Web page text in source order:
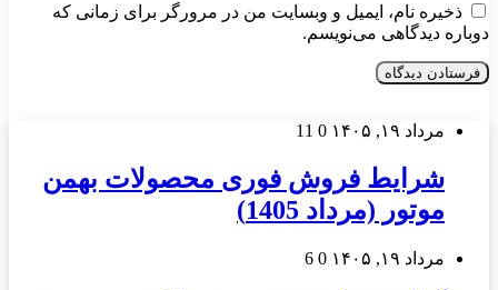
ذخیره نام، ایمیل و وبسایت من در مرورگر برای زمانی که
دوباره دیدگاهی می‌نویسم.
مرداد ۱۹, ۱۴۰۵ 0
11
شرایط فروش فوری محصولات بهمن
موتور (مرداد 1405)
مرداد ۱۹, ۱۴۰۵ 0
6